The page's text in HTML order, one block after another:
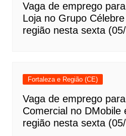
Vaga de emprego
Loja no Grupo
região nesta sexta
Fortaleza e Região (CE)
Vaga de emprego
Comercial no DMobile
região nesta sexta